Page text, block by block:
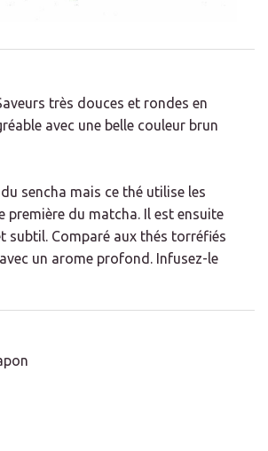
très douces et rondes en
avec une belle couleur brun
sencha mais ce thé utilise les
première du matcha. Il est ensuite
subtil. Comparé aux thés torréfiés
un arome profond. Infusez-le